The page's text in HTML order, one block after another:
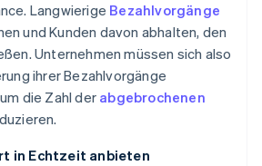
Langwierige Bezahlvorgänge
und Kunden davon abhalten, den
Unternehmen müssen sich also
ihrer Bezahlvorgänge
die Zahl der abgebrochenen
in Echtzeit anbieten